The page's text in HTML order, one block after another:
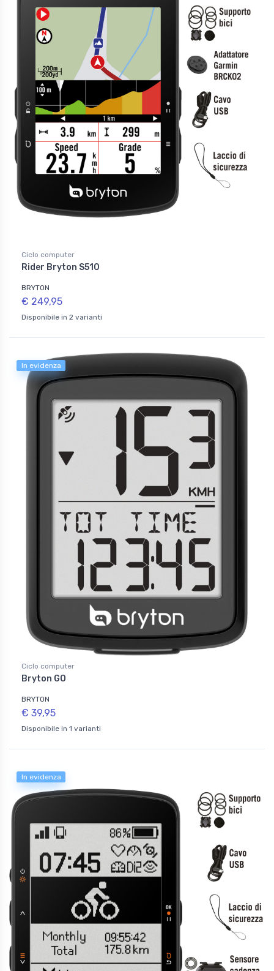
Ciclo computer
Rider Bryton S510
BRYTON
€ 249,95
Disponibile in 2 varianti
In evidenza
Ciclo computer
Bryton GO
BRYTON
€ 39,95
Disponibile in 1 varianti
In evidenza